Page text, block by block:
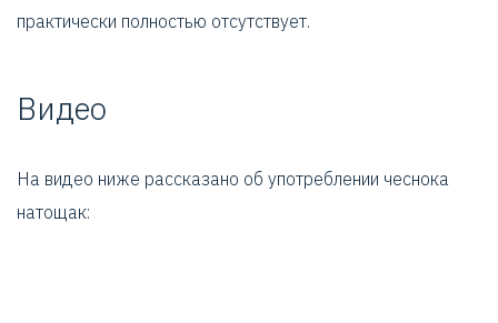
практически полностью отсутствует.
Видео
На видео ниже рассказано об употреблении чеснока
натощак: